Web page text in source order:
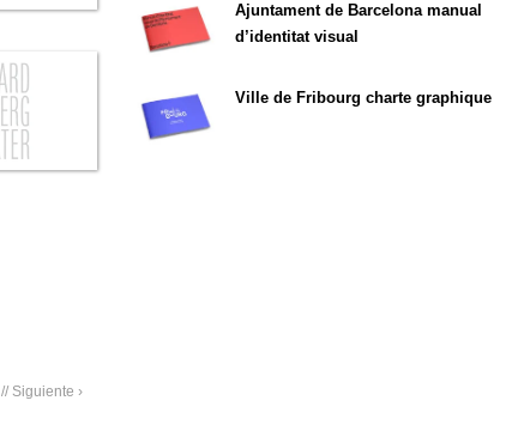
Siguiente ›
Ajuntament de Barcelona manual
d’identitat visual
Ville de Fribourg charte graphique